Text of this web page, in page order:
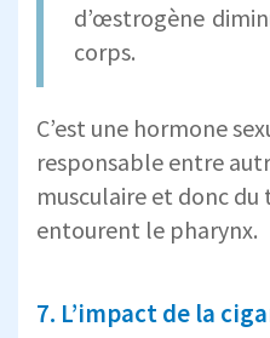
d’œstrogène
corps.
C’est une hormone
responsable entre
musculaire et donc du
entourent le pharynx.
7. L’impact de la